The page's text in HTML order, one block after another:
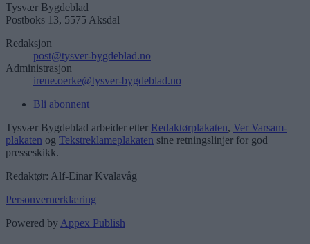
Tysvær Bygdeblad
Postboks 13, 5575 Aksdal
Redaksjon
post@tysver-bygdeblad.no
Administrasjon
irene.oerke@tysver-bygdeblad.no
Bli abonnent
Tysvær Bygdeblad arbeider etter Redaktørplakaten, Ver Varsam-
plakaten og Tekstreklameplakaten sine retningslinjer for god
presseskikk.
Redaktør: Alf-Einar Kvalavåg
Personvernerklæring
Powered by Appex Publish